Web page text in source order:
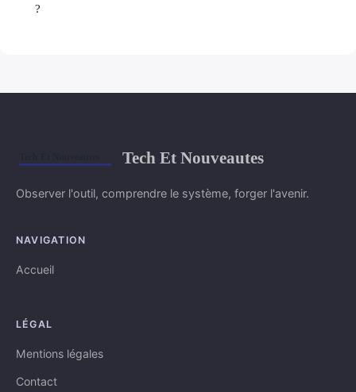
?
Tech Et Nouveautes
Observer l'outil, comprendre le système, forger l'avenir.
NAVIGATION
Accueil
LÉGAL
Mentions légales
Contact